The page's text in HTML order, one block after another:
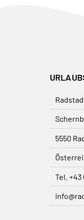
5550
Tel. +43